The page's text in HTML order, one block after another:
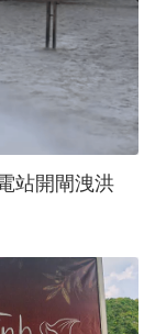
站開閘洩洪